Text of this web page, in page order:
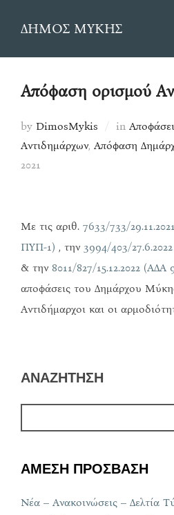
ΔΗΜΟΣ ΜΥΚΗΣ
Απόφαση ορισμού
by DimosMykis in
Αντιδημάρχων, Απόφαση
2021
Με τις αριθ. 7633/733/
ΠΥΠ-1) , την 3994/403/
& την 8011/827/15.12.2022
αποφάσεις του Δημάρχου
Αντιδήμαρχοι και οι
ΑΝΑΖΗΤΗΣΗ
ΑΜΕΣΗ ΠΡΟΣΒΑΣΗ
Νέα – Ανακοινώσεις – Δελτία